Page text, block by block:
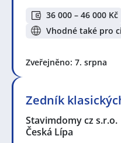
36 000 – 46 000 Kč
Vhodné také pro
Zveřejněno: 7. srpna
Zedník
Stavimdomy cz s.r.o.
Česká Lípa